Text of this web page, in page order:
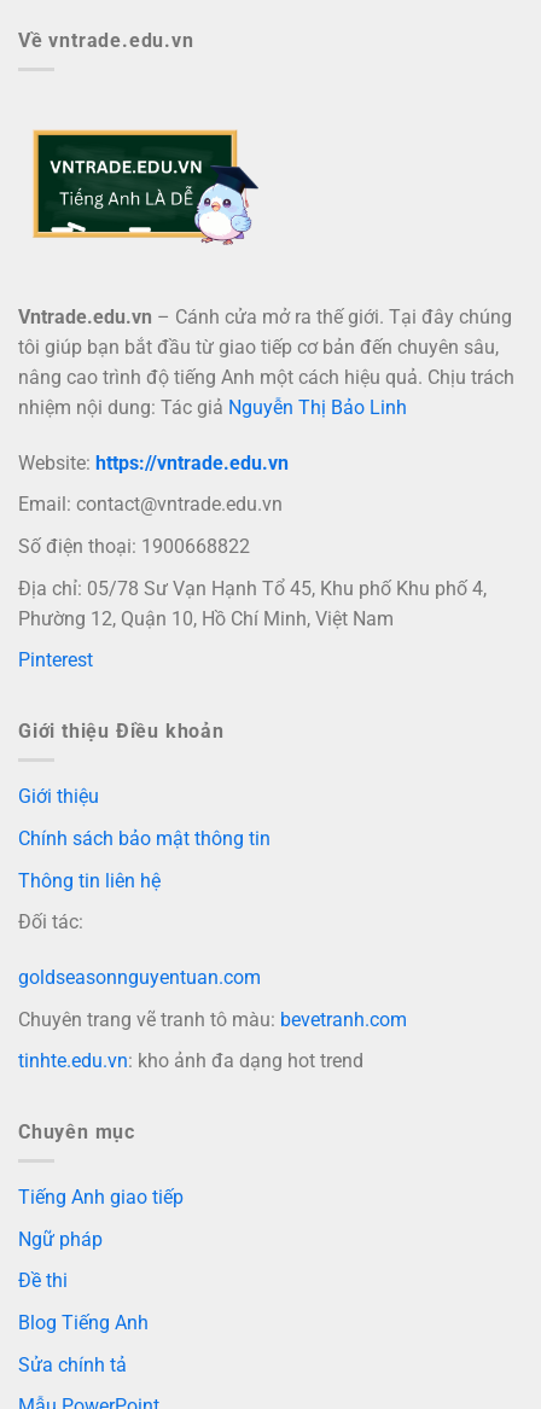
Về vntrade.edu.vn
Vntrade.edu.vn – Cánh cửa mở ra thế giới. Tại đây chúng
tôi giúp bạn bắt đầu từ giao tiếp cơ bản đến chuyên sâu,
nâng cao trình độ tiếng Anh một cách hiệu quả. Chịu trách
nhiệm nội dung: Tác giả Nguyễn Thị Bảo Linh
Website: https://vntrade.edu.vn
Email: contact@vntrade.edu.vn
Số điện thoại: 1900668822
Địa chỉ: 05/78 Sư Vạn Hạnh Tổ 45, Khu phố Khu phố 4,
Phường 12, Quận 10, Hồ Chí Minh, Việt Nam
Pinterest
Giới thiệu Điều khoản
Giới thiệu
Chính sách bảo mật thông tin
Thông tin liên hệ
Đối tác:
goldseasonnguyentuan.com
Chuyên trang vẽ tranh tô màu: bevetranh.com
tinhte.edu.vn: kho ảnh đa dạng hot trend
Chuyên mục
Tiếng Anh giao tiếp
Ngữ pháp
Đề thi
Blog Tiếng Anh
Sửa chính tả